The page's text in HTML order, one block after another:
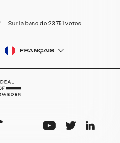
Sur la base de 23751 votes
FRANÇAIS